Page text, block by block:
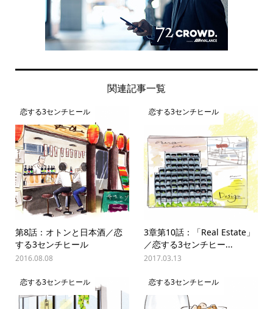
関連記事一覧
恋する3センチヒール
第8話：オトンと日本酒／恋
する3センチヒール
2016.08.08
恋する3センチヒール
3章第10話：「Real Estate」
／恋する3センチヒー...
2017.03.13
恋する3センチヒール 恋する3センチヒール